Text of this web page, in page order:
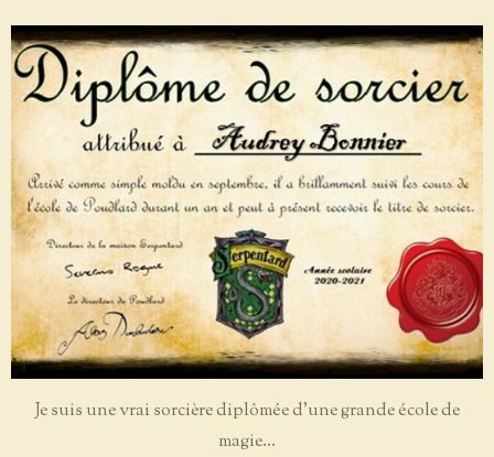
Je suis une vrai sorcière diplômée d'une grande école de
magie...